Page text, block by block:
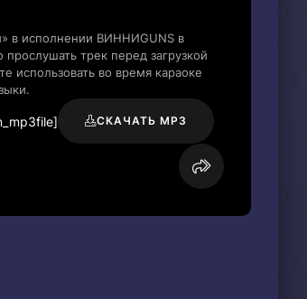
в исполнении ВИННИGUNS в
трек перед загрузкой
использовать во время караоке
СКАЧАТЬ MP3